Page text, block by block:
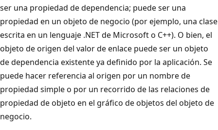
ser una propiedad de dependencia; puede ser una
propiedad en un objeto de negocio (por ejemplo, una clase
escrita en un lenguaje .NET de Microsoft o C++). O bien, el
objeto de origen del valor de enlace puede ser un objeto
de dependencia existente ya definido por la aplicación. Se
puede hacer referencia al origen por un nombre de
propiedad simple o por un recorrido de las relaciones de
propiedad de objeto en el gráfico de objetos del objeto de
negocio.